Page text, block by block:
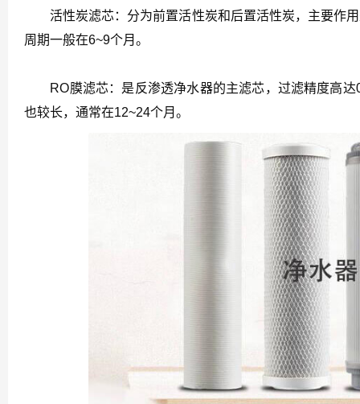
活性炭滤芯：分为前置活性炭和后置活性炭，主要作用
周期一般在6~9个月。
RO膜滤芯：是反渗透净水器的主滤芯，过滤精度高达
也较长，通常在12~24个月。